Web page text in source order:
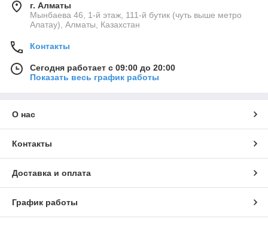
г. Алматы
Мынбаева 46, 1-й этаж, 111-й бутик (чуть выше метро
Алатау), Алматы, Казахстан
Контакты
Сегодня работает с 09:00 до 20:00
Показать весь график работы
О нас
Контакты
Доставка и оплата
График работы